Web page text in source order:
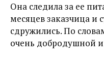
Она следила за ее
месяцев заказчица и
сдружились. По
очень добродушной